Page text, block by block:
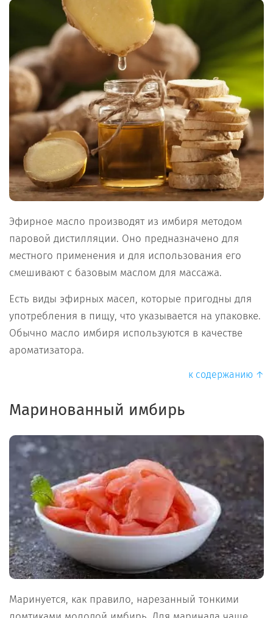
Эфирное масло производят из имбиря методом
паровой дистилляции. Оно предназначено для
местного применения и для использования его
смешивают с базовым маслом для массажа.
Есть виды эфирных масел, которые пригодны для
употребления в пищу, что указывается на упаковке.
Обычно масло имбиря используются в качестве
ароматизатора.
к содержанию ↑
Маринованный имбирь
Маринуется, как правило, нарезанный тонкими